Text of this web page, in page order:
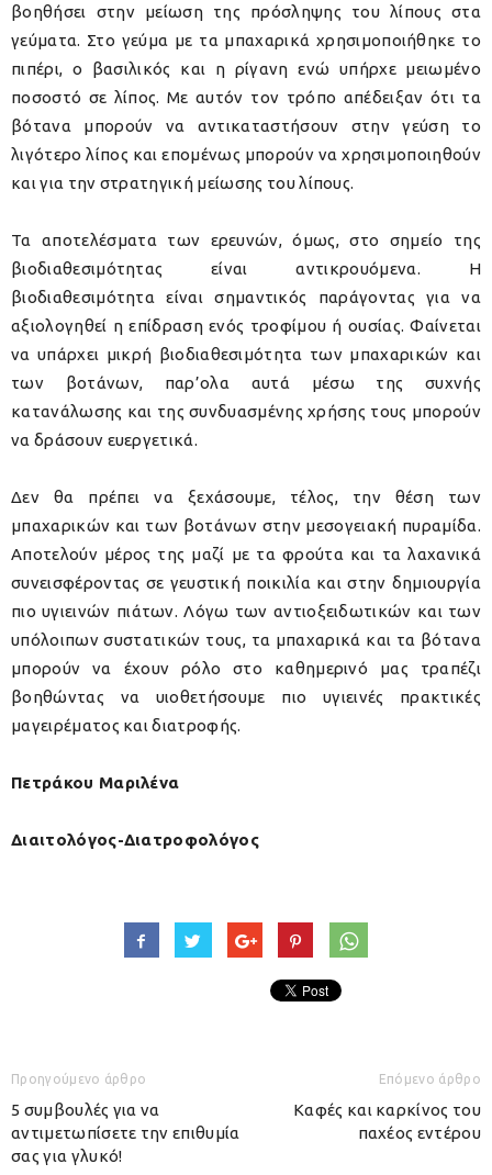
βοηθήσει στην μείωση της πρόσληψης του λίπους στα
γεύματα. Στο γεύμα με τα μπαχαρικά χρησιμοποιήθηκε το
πιπέρι, ο βασιλικός και η ρίγανη ενώ υπήρχε μειωμένο
ποσοστό σε λίπος. Με αυτόν τον τρόπο απέδειξαν ότι τα
βότανα μπορούν να αντικαταστήσουν στην γεύση το
λιγότερο λίπος και επομένως μπορούν να χρησιμοποιηθούν
και για την στρατηγική μείωσης του λίπους.
Τα αποτελέσματα των ερευνών, όμως, στο σημείο της
βιοδιαθεσιμότητας είναι αντικρουόμενα. Η
βιοδιαθεσιμότητα είναι σημαντικός παράγοντας για να
αξιολογηθεί η επίδραση ενός τροφίμου ή ουσίας. Φαίνεται
να υπάρχει μικρή βιοδιαθεσιμότητα των μπαχαρικών και
των βοτάνων, παρ’ολα αυτά μέσω της συχνής
κατανάλωσης και της συνδυασμένης χρήσης τους μπορούν
να δράσουν ευεργετικά.
Δεν θα πρέπει να ξεχάσουμε, τέλος, την θέση των
μπαχαρικών και των βοτάνων στην μεσογειακή πυραμίδα.
Αποτελούν μέρος της μαζί με τα φρούτα και τα λαχανικά
συνεισφέροντας σε γευστική ποικιλία και στην δημιουργία
πιο υγιεινών πιάτων. Λόγω των αντιοξειδωτικών και των
υπόλοιπων συστατικών τους, τα μπαχαρικά και τα βότανα
μπορούν να έχουν ρόλο στο καθημερινό μας τραπέζι
βοηθώντας να υιοθετήσουμε πιο υγιεινές πρακτικές
μαγειρέματος και διατροφής.
Πετράκου Μαριλένα
Διαιτολόγος-Διατροφολόγος
Προηγούμενο άρθρο
5 συμβουλές για να
αντιμετωπίσετε την επιθυμία
σας για γλυκό!
Επόμενο άρθρο
Καφές και καρκίνος του
παχέος εντέρου